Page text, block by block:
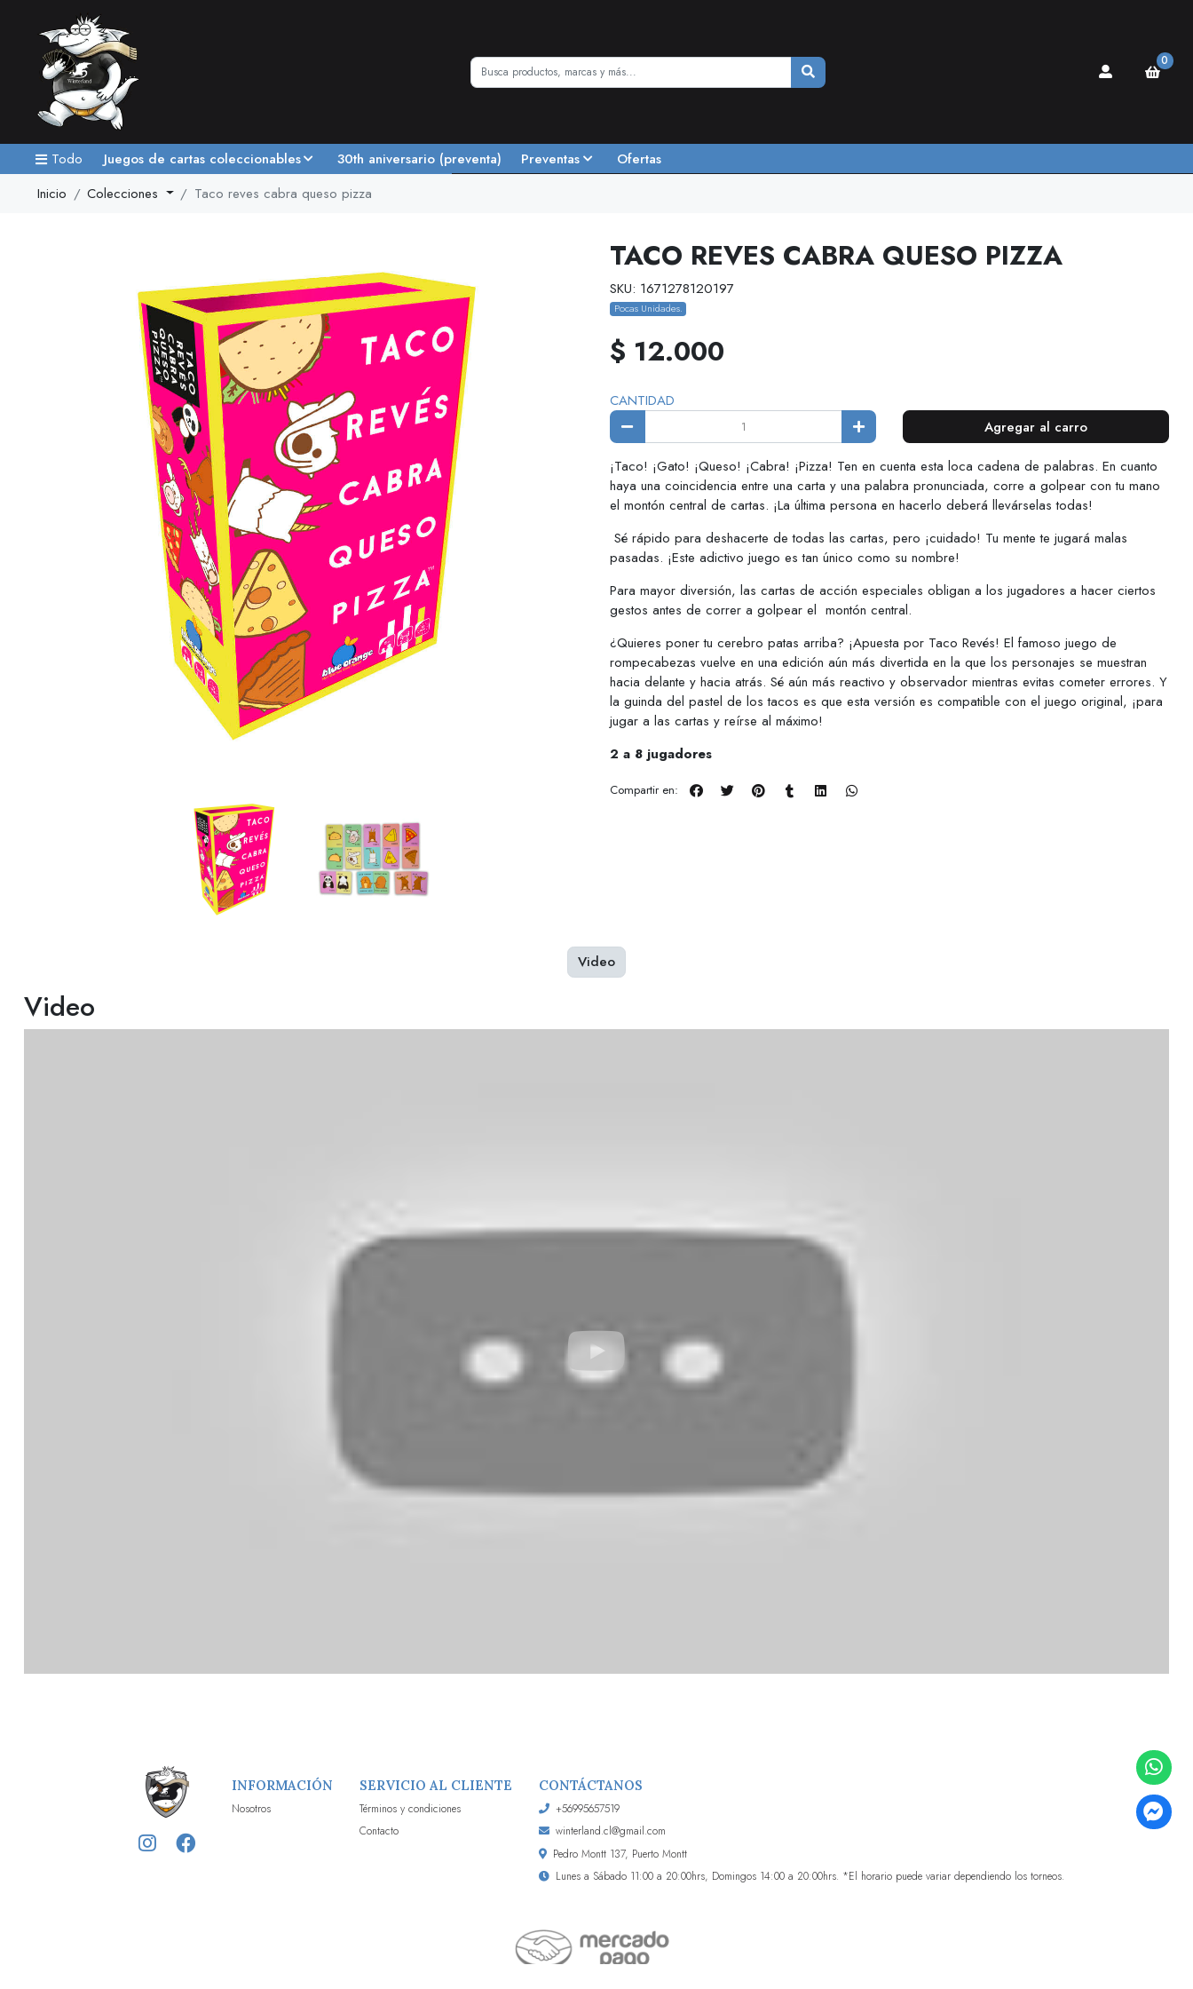
0
Todo Juegos de cartas coleccionables 30th aniversario (preventa) Preventas
Ofertas
Inicio
Colecciones Taco reves cabra queso pizza
TACO REVES CABRA QUESO PIZZA
SKU: 1671278120197
Pocas Unidades.
$ 12.000
CANTIDAD
Agregar al carro
¡Taco! ¡Gato! ¡Queso! ¡Cabra! ¡Pizza! Ten en cuenta esta loca cadena de palabras. En cuanto
haya una coincidencia entre una carta y una palabra pronunciada, corre a golpear con tu mano
el montón central de cartas. ¡La última persona en hacerlo deberá llevárselas todas!
Sé rápido para deshacerte de todas las cartas, pero ¡cuidado! Tu mente te jugará malas
pasadas. ¡Este adictivo juego es tan único como su nombre!
Para mayor diversión, las cartas de acción especiales obligan a los jugadores a hacer ciertos
gestos antes de correr a golpear el montón central.
¿Quieres poner tu cerebro patas arriba? ¡Apuesta por Taco Revés! El famoso juego de
rompecabezas vuelve en una edición aún más divertida en la que los personajes se muestran
hacia delante y hacia atrás. Sé aún más reactivo y observador mientras evitas cometer errores. Y
la guinda del pastel de los tacos es que esta versión es compatible con el juego original, ¡para
jugar a las cartas y reírse al máximo!
2 a 8 jugadores
Compartir en:
Video
Video
INFORMACIÓN
Nosotros
SERVICIO AL CLIENTE
Términos y condiciones
Contacto
CONTÁCTANOS
+56995657519
winterland.cl@gmail.com
Pedro Montt 137, Puerto Montt
Lunes a Sábado 11:00 a 20:00hrs, Domingos 14:00 a 20:00hrs. *El horario puede variar dependiendo los torneos.